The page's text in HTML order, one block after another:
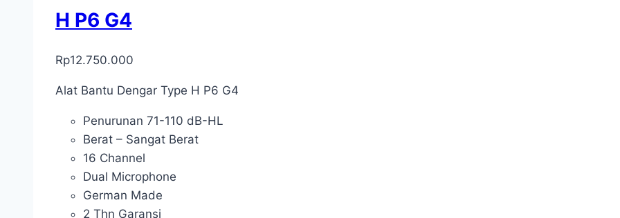
H P6 G4
Rp12.750.000
Alat Bantu Dengar Type H P6 G4
Penurunan 71-110 dB-HL
Berat – Sangat Berat
16 Channel
Dual Microphone
German Made
2 Thn Garansi